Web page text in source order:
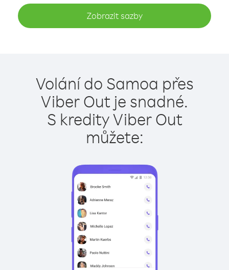
Zobrazit sazby
Volání do Samoa přes
Viber Out je snadné.
S kredity Viber Out
můžete: